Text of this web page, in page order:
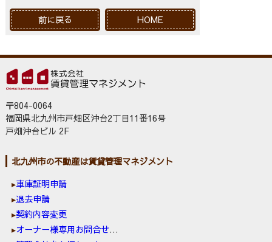
前に戻る HOME
〒804-0064
福岡県北九州市戸畑区沖台2丁目11番16号
戸畑沖台ビル 2F
北九州市の不動産は賃貸管理マネジメント
車庫証明申請
退去申請
契約内容変更
オーナー様専用お問合せ窓口